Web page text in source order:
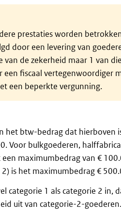
prestaties worden
door een levering van
de zekerheid maar 1 van
fiscaal vertegenwoordiger
een beperkte vergunning.
het btw-bedrag dat hierboven
Voor bulkgoederen,
maximumbedrag van €
is het maximumbedrag €
categorie 1 als categorie 2 in,
uit van categorie-2-goederen.